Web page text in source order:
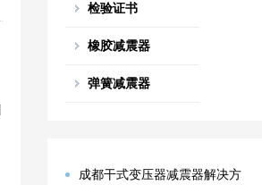
检验证书
橡胶减震器
弹簧减震器
成都干式变压器减震器解决方